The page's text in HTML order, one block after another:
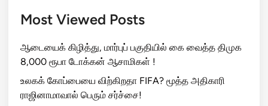
Most Viewed Posts
ஆடையைக் கிழித்து, மார்புப் பகுதியில் கை வைத்த திமுக
8,000 ரூபா டோக்கன் ஆசாமிகள் !
உலகக் கோப்பையை விற்கிறதா FIFA? மூத்த அதிகாரி
ராஜினாமாவால் பெரும் சர்ச்சை!